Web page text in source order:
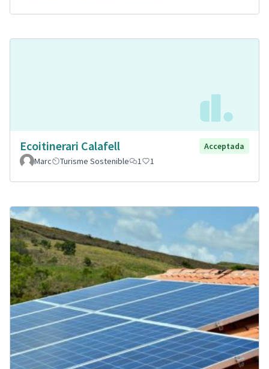
Ecoitinerari Calafell
Acceptada
Marc
Turisme Sostenible 1 1